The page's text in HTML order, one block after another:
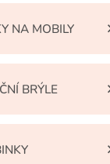
NA MOBILY
BRÝLE